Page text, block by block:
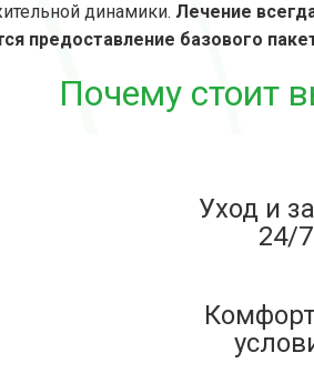
динамики. Лечение
предоставление базового
Почему стоит
Уход и
24/7